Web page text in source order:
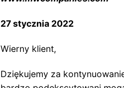
27 stycznia 2022
Wierny klient,
Dziękujemy za